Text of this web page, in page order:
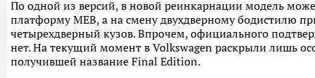
По одной из версий, в новой реинкарнации модель
платформу MEB, а на смену двухдверному бодистилю
четырехдверный кузов. Впрочем, официального
нет. На текущий момент в Volkswagen раскрыли лишь
получившей название Final Edition.